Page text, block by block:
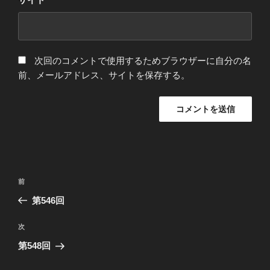
次回のコメントで使用するためブラウザーに自分の名
前、メールアドレス、サイトを保存する。
投
ビ
ゲ
前
の
稿
前
第546回
次
の
次
第548回